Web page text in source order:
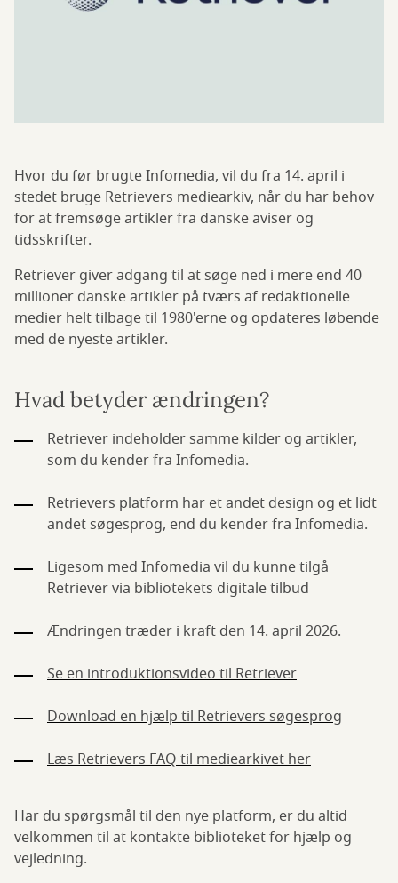
Hvor du før brugte Infomedia, vil du fra 14. april i
stedet bruge Retrievers mediearkiv, når du har behov
for at fremsøge artikler fra danske aviser og
tidsskrifter.
Retriever giver adgang til at søge ned i mere end 40
millioner danske artikler på tværs af redaktionelle
medier helt tilbage til 1980'erne og opdateres løbende
med de nyeste artikler.
Hvad betyder ændringen?
Retriever indeholder samme kilder og artikler,
som du kender fra Infomedia.
Retrievers platform har et andet design og et lidt
andet søgesprog, end du kender fra Infomedia.
Ligesom med Infomedia vil du kunne tilgå
Retriever via bibliotekets digitale tilbud
Ændringen træder i kraft den 14. april 2026.
Se en introduktionsvideo til Retriever
Download en hjælp til Retrievers søgesprog
Læs Retrievers FAQ til mediearkivet her
Har du spørgsmål til den nye platform, er du altid
velkommen til at kontakte biblioteket for hjælp og
vejledning.